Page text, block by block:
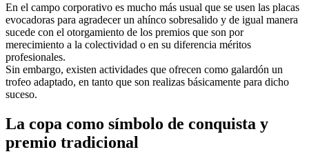
En el campo corporativo es mucho más usual que se usen las placas
evocadoras para agradecer un ahínco sobresalido y de igual manera
sucede con el otorgamiento de los premios que son por
merecimiento a la colectividad o en su diferencia méritos
profesionales.
Sin embargo, existen actividades que ofrecen como galardón un
trofeo adaptado, en tanto que son realizas básicamente para dicho
suceso.
La copa como símbolo de conquista y
premio tradicional